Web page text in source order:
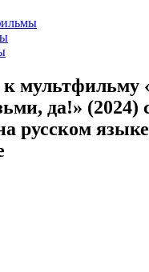
к мультфильму
да!» (2024)
русском